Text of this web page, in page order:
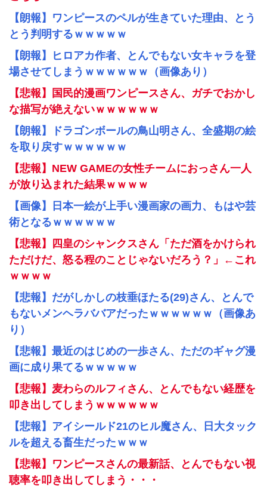
【朗報】ワンピースのペルが生きていた理由、とう
とう判明するｗｗｗｗｗ
【朗報】ヒロアカ作者、とんでもない女キャラを登
場させてしまうｗｗｗｗｗｗ（画像あり）
【悲報】国民的漫画ワンピースさん、ガチでおかし
な描写が絶えないｗｗｗｗｗｗ
【朗報】ドラゴンボールの鳥山明さん、全盛期の絵
を取り戻すｗｗｗｗｗｗ
【悲報】NEW GAMEの女性チームにおっさん一人
が放り込まれた結果ｗｗｗｗ
【画像】日本一絵が上手い漫画家の画力、もはや芸
術となるｗｗｗｗｗｗ
【悲報】四皇のシャンクスさん「ただ酒をかけられ
ただけだ、怒る程のことじゃないだろう？」←これ
ｗｗｗｗ
【悲報】だがしかしの枝垂ほたる(29)さん、とんで
もないメンヘラババアだったｗｗｗｗｗｗ（画像あ
り）
【悲報】最近のはじめの一歩さん、ただのギャグ漫
画に成り果てるｗｗｗｗｗ
【悲報】麦わらのルフィさん、とんでもない経歴を
叩き出してしまうｗｗｗｗｗｗ
【悲報】アイシールド21のヒル魔さん、日大タック
ルを超える畜生だったｗｗｗ
【悲報】ワンピースさんの最新話、とんでもない視
聴率を叩き出してしまう・・・